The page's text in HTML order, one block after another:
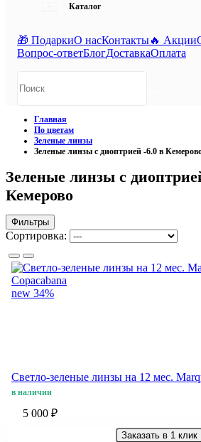
Каталог
🎁 ПодаркиО насКонтакты🔥 Акции
Вопрос-ответБлогДоставкаОплата
Главная
По цветам
Зеленые линзы
Зеленые линзы с диоптрией -6.0 в
Зеленые линзы с
Кемерово
Фильтры
Сортировка:
new 34%
Светло-зеленые линзы на 12 мес.
в наличии
5 000 ₽
Заказать в 1 клик